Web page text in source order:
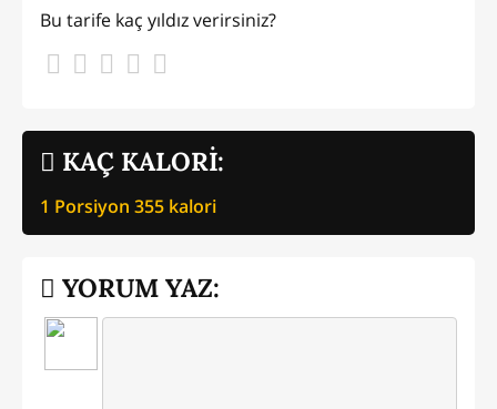
KAÇ KALORİ:
1 Porsiyon 355 kalori
Bu tarife kaç yıldız verirsiniz?
YORUM YAZ: